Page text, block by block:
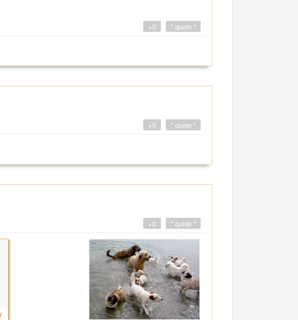
" quote "
+0
" quote "
+0
" quote "
+0